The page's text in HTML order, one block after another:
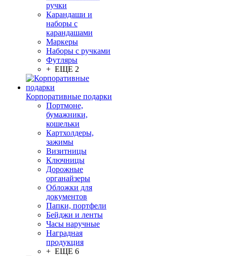
ручки
Карандаши и
наборы с
карандашами
Маркеры
Наборы с ручками
Футляры
+ ЕЩЕ 2
Корпоративные подарки
Портмоне,
бумажники,
кошельки
Картхолдеры,
зажимы
Визитницы
Ключницы
Дорожные
органайзеры
Обложки для
документов
Папки, портфели
Бейджи и ленты
Часы наручные
Наградная
продукция
+ ЕЩЕ 6